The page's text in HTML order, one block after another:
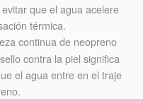
que el agua acelere
térmica.
continua de neopreno
contra la piel significa
el agua entre en el traje